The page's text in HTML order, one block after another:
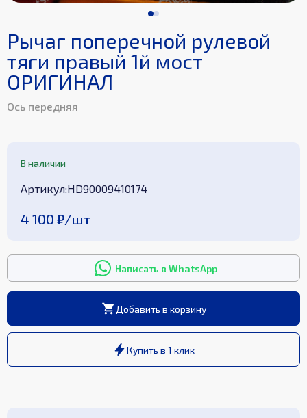
Рычаг поперечной рулевой
тяги правый 1й мост
ОРИГИНАЛ
Ось передняя
В наличии
Aртикул:HD90009410174
4 100 ₽/шт
Написать в WhatsApp
Добавить в корзину
Купить в 1 клик